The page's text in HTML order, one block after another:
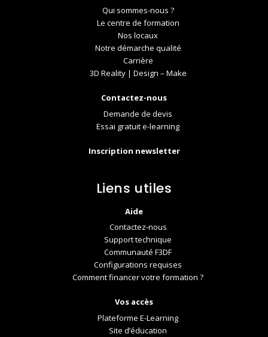
Qui sommes-nous ?
Le centre de formation
Nos locaux
Notre démarche qualité
Carrière
3D Reality | Design – Make
Contactez-nous
Demande de devis
Essai gratuit e-learning
Inscription newsletter
Liens utiles
Aide
Contactez-nous
Support technique
Communauté F3DF
Configurations requises
Comment financer votre formation ?
Vos accès
Plateforme E-Learning
Site d’éducation